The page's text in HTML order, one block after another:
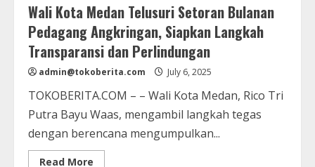
Wali Kota Medan Telusuri Setoran Bulanan
Pedagang Angkringan, Siapkan Langkah
Transparansi dan Perlindungan
admin@tokoberita.com July 6, 2025
TOKOBERITA.COM – – Wali Kota Medan, Rico Tri
Putra Bayu Waas, mengambil langkah tegas
dengan berencana mengumpulkan...
Read More